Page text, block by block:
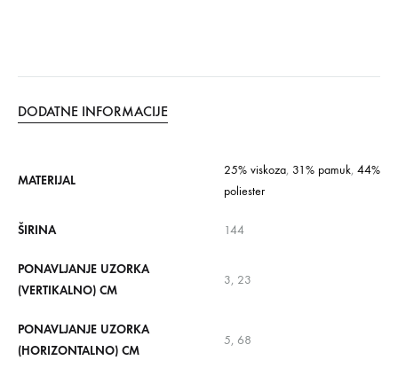
DODATNE INFORMACIJE
MATERIJAL
25% viskoza, 31% pamuk, 44%
poliester
ŠIRINA 144
PONAVLJANJE UZORKA
(VERTIKALNO) CM
3, 23
PONAVLJANJE UZORKA
(HORIZONTALNO) CM
5, 68